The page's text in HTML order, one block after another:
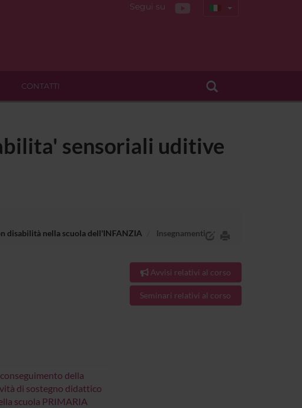
Segui su
CONTATTI
sensoriali uditive
disabilità nella scuola dell'INFANZIA
Insegnamenti
della
di sostegno didattico
scuola PRIMARIA
Avvisi relativi al corso
Seminari relativi al corso